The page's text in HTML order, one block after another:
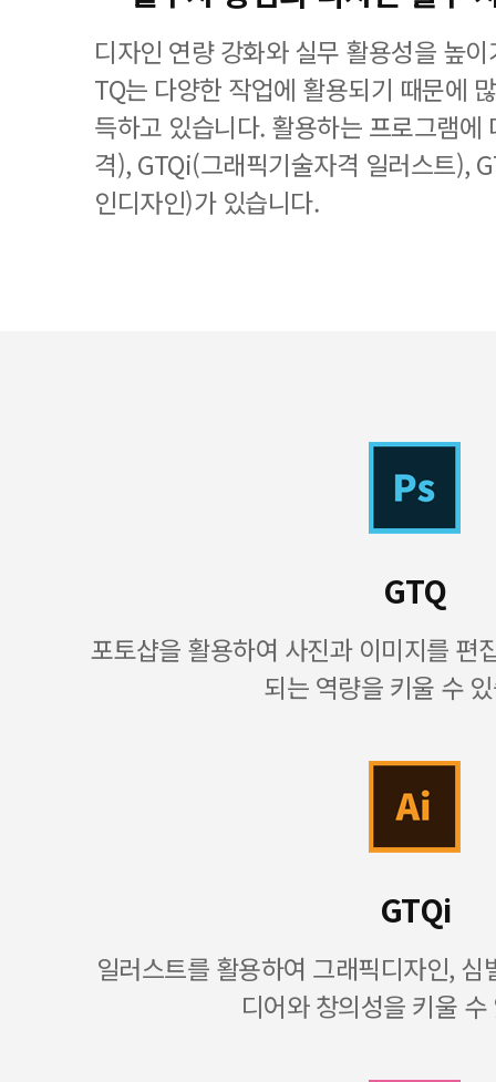
디자인 연량 강화와 실무 활용성을 높
TQ는 다양한 작업에 활용되기 때문에
득하고 있습니다. 활용하는 프로그램에
격), GTQi(그래픽기술자격 일러스트),
인디자인)가 있습니다.
GTQ
포토샵을 활용하여 사진과 이미지를 편
되는 역량을 키울 수
GTQi
일러스트를 활용하여 그래픽디자인,
디어와 창의성을 키울 수